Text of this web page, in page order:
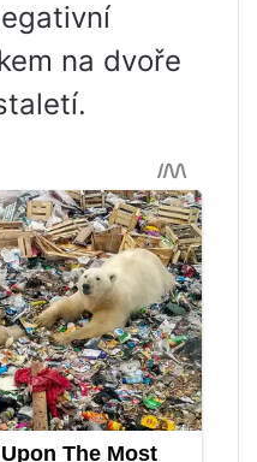
na dvoře